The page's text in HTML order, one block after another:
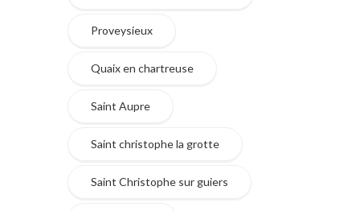
Proveysieux
Quaix en chartreuse
Saint Aupre
Saint christophe la grotte
Saint Christophe sur guiers